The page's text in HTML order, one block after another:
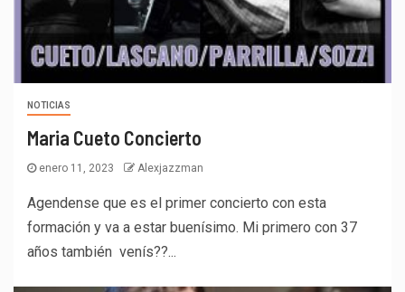
NOTICIAS
Maria Cueto Concierto
enero 11, 2023 Alexjazzman
Agendense que es el primer concierto con esta
formación y va a estar buenísimo. Mi primero con 37
años también venís??...